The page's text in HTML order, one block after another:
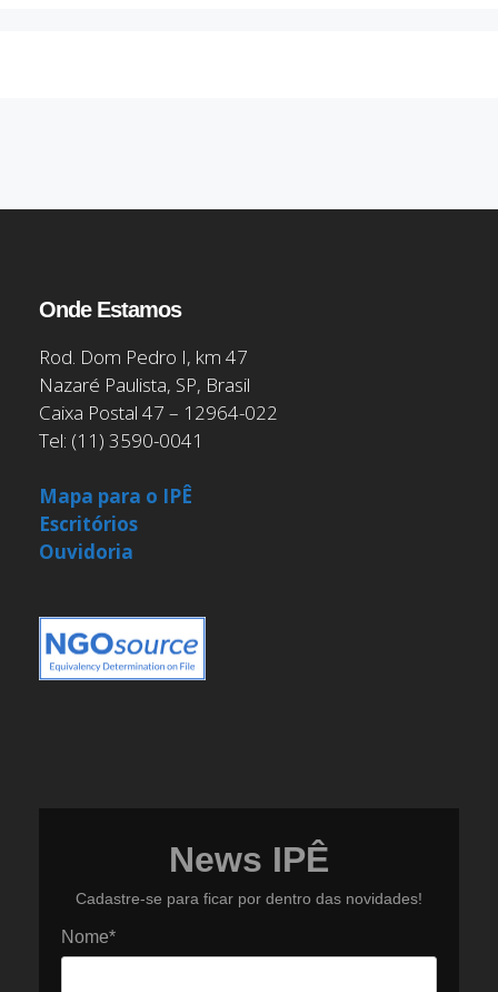
Onde Estamos
Rod. Dom Pedro I, km 47
Nazaré Paulista, SP, Brasil
Caixa Postal 47 – 12964-022
Tel: (11) 3590-0041
Mapa para o IPÊ
Escritórios
Ouvidoria
News IPÊ
Cadastre-se para ficar por dentro das novidades!
Nome*